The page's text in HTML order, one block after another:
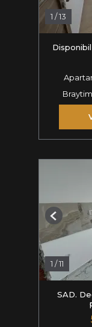
1 /13
1 /11
Previous
SAD.